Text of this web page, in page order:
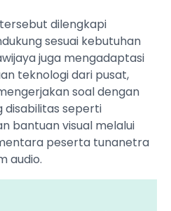
dilengkapi
sesuai kebutuhan
juga mengadaptasi
teknologi dari pusat,
soal dengan
disabilitas seperti
bantuan visual melalui
peserta tunanetra
audio.